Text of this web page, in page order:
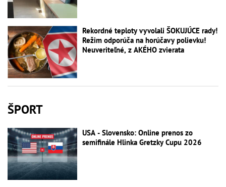
Rekordné teploty vyvolali ŠOKUJÚCE rady!
Režim odporúča na horúčavy polievku!
Neuveriteľné, z AKÉHO zvierata
ŠPORT
USA - Slovensko: Online prenos zo
semifinále Hlinka Gretzky Cupu 2026